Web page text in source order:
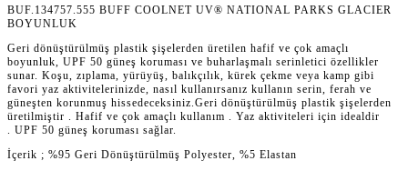
BUF.134757.555 BUFF COOLNET UV® NATIONAL PARKS GLACIER
BOYUNLUK
Geri dönüştürülmüş plastik şişelerden üretilen hafif ve çok amaçlı
boyunluk, UPF 50 güneş koruması ve buharlaşmalı serinletici özellikler
sunar. Koşu, zıplama, yürüyüş, balıkçılık, kürek çekme veya kamp gibi
favori yaz aktivitelerinizde, nasıl kullanırsanız kullanın serin, ferah ve
güneşten korunmuş hissedeceksiniz.Geri dönüştürülmüş plastik şişelerden
üretilmiştir . Hafif ve çok amaçlı kullanım . Yaz aktiviteleri için idealdir
UPF 50 güneş koruması sağlar.
İçerik ; %95 Geri Dönüştürülmüş Polyester, %5 Elastan